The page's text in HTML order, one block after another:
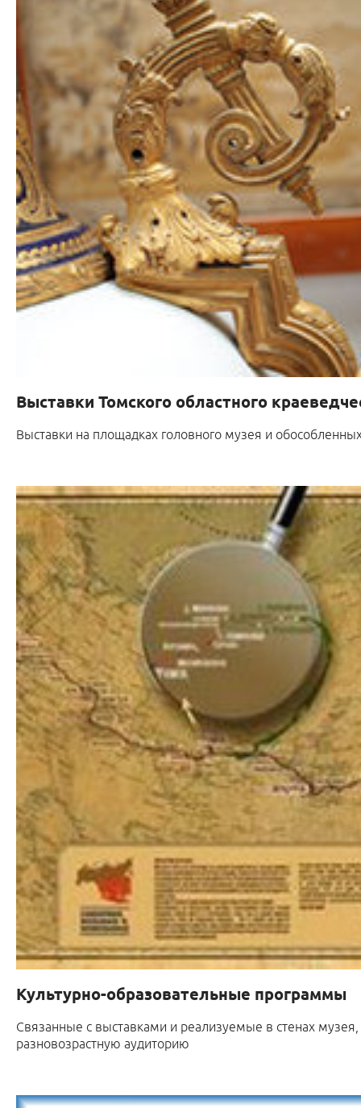
Выставки Томского областного
Выставки на площадках головного музея и
Культурно-образовательные программы
Cвязанные с выставками и реализуемые в стенах музея,
разновозрастную аудиторию